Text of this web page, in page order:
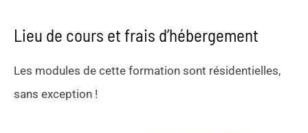
Lieu de cours et frais d’hébergement
Les modules de cette formation sont résidentielles,
sans exception !